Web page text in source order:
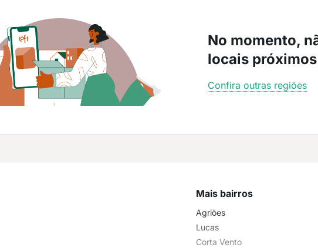
No momento,
locais
Confira outras regiões
Mais bairros
Agriões
Lucas
Corta Vento